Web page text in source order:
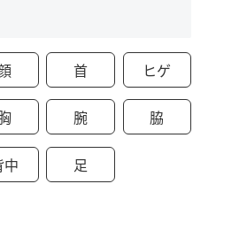
首 ヒゲ
腕 脇
中 足